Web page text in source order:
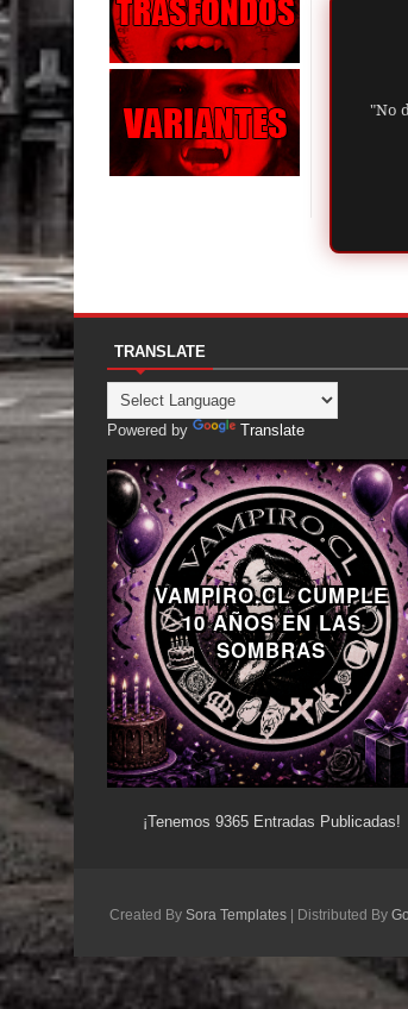
"No
TRANSLATE
Powered by Translate
VAMPIRO.CL CUMPLE
10 AÑOS EN LAS
SOMBRAS
¡Tenemos 9365Entradas Publicadas!
Created By Sora Templates | Distributed By